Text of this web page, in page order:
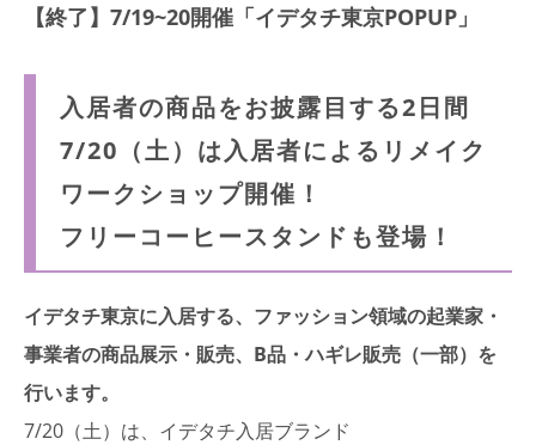
【終了】7/19~20開催「イデタチ東京POPUP」
入居者の商品をお披露目する2日間
7/20（土）は入居者によるリメイク
ワークショップ開催！
フリーコーヒースタンドも登場！
イデタチ東京に入居する、ファッション領域の起業家・
事業者の商品展示・販売、B品・ハギレ販売 （一部）を
行います。
7/20（土）は、イデタチ入居ブランド